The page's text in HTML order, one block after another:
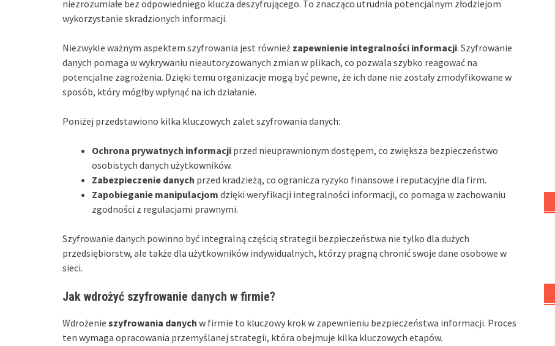
niezrozumiałe bez odpowiedniego klucza deszyfrującego. To znacząco utrudnia potencjalnym złodziejom
wykorzystanie skradzionych informacji.
Niezwykle ważnym aspektem szyfrowania jest również zapewnienie integralności informacji. Szyfrowanie
danych pomaga w wykrywaniu nieautoryzowanych zmian w plikach, co pozwala szybko reagować na
potencjalne zagrożenia. Dzięki temu organizacje mogą być pewne, że ich dane nie zostały zmodyfikowane w
sposób, który mógłby wpłynąć na ich działanie.
Poniżej przedstawiono kilka kluczowych zalet szyfrowania danych:
Ochrona prywatnych informacji przed nieuprawnionym dostępem, co zwiększa bezpieczeństwo
osobistych danych użytkowników.
Zabezpieczenie danych przed kradzieżą, co ogranicza ryzyko finansowe i reputacyjne dla firm.
Zapobieganie manipulacjom dzięki weryfikacji integralności informacji, co pomaga w zachowaniu
zgodności z regulacjami prawnymi.
Szyfrowanie danych powinno być integralną częścią strategii bezpieczeństwa nie tylko dla dużych
przedsiębiorstw, ale także dla użytkowników indywidualnych, którzy pragną chronić swoje dane osobowe w
sieci.
Jak wdrożyć szyfrowanie danych w firmie?
Wdrożenie szyfrowania danych w firmie to kluczowy krok w zapewnieniu bezpieczeństwa informacji. Proces
ten wymaga opracowania przemyślanej strategii, która obejmuje kilka kluczowych etapów.